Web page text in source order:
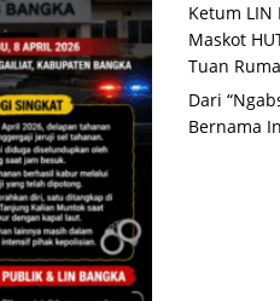
Ketum LIN
Maskot
Tuan
Dari
Bernama